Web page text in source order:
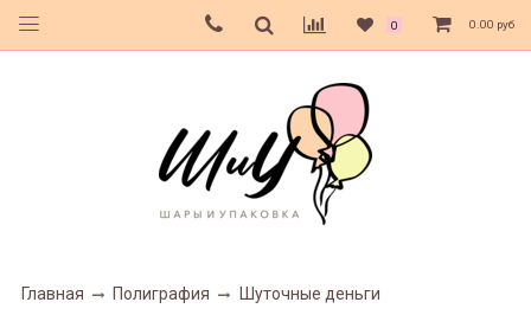
0 0.00 руб
Главная Полиграфия Шуточные деньги